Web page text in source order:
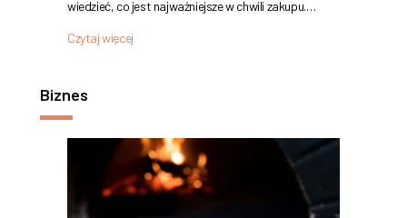
wiedzieć, co jest najważniejsze w chwili zakupu.…
Czytaj więcej
Biznes